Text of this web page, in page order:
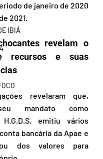
IBIÁ
de janeiro de 2020
2021.
revelam o
recursos e suas
revelaram que,
mandato como
emitiu vários
bancária da Apae e
dos valores para